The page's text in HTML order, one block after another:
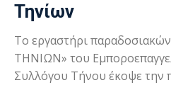
Τηνίων
Το εργαστήρι
ΤΗΝΙΩΝ» του
Συλλόγου Τήνου έκοψε την πίτα του.